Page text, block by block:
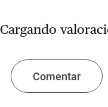
Cargando
Comentar